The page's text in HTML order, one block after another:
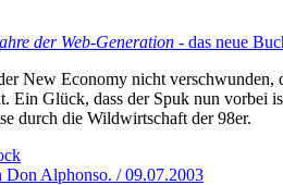
der Web-Generation - das neue
New Economy nicht
Ein Glück, dass der Spuk nun
durch die Wildwirtschaft der 98er.
Don Alphonso. / 09.07.2003